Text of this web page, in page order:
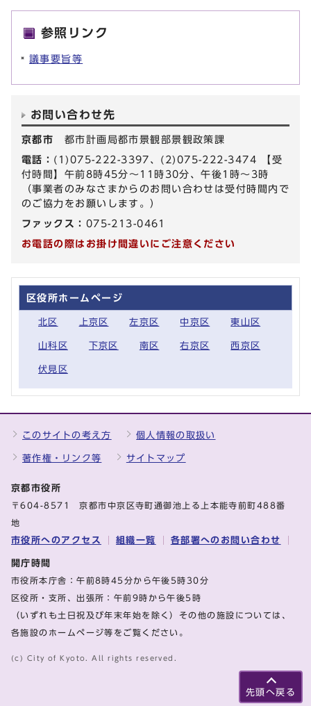
参照リンク
議事要旨等
お問い合わせ先
京都市 都市計画局都市景観部景観政策課
電話： (1)075-222-3397、(2)075-222-3474 【受
付時間】午前8時45分～11時30分、午後1時～3時
（事業者のみなさまからのお問い合わせは受付時間内で
のご協力をお願いします。）
ファックス： 075-213-0461
お電話の際はお掛け間違いにご注意ください
区役所ホームページ
北区 上京区 左京区 中京区 東山区
山科区 下京区 南区 右京区 西京区
伏見区
先頭へ戻る
このサイトの考え方 個人情報の取扱い
著作権・リンク等 サイトマップ
京都市役所
〒604-8571 京都市中京区寺町通御池上る上本能寺前町488番
地
市役所へのアクセス 組織一覧 各部署へのお問い合わせ
開庁時間
市役所本庁舎：午前8時45分から午後5時30分
区役所・支所、出張所：午前9時から午後5時
（いずれも土日祝及び年末年始を除く）その他の施設については、
各施設のホームページ等をご覧ください。
(c) City of Kyoto. All rights reserved.